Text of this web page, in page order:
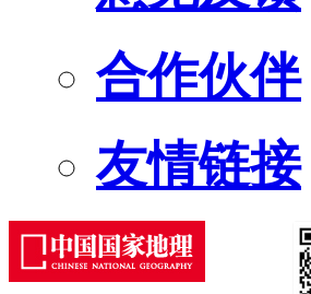
合作伙伴
友情链接